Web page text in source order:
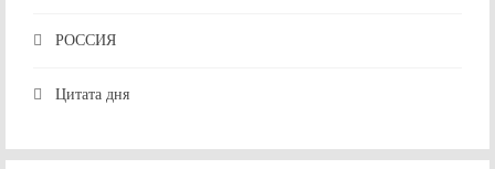
РОССИЯ
Цитата дня